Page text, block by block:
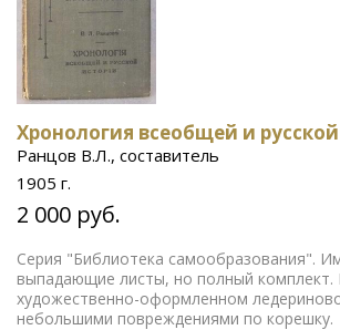
Хронология всеобщей и
Ранцов В.Л., составитель
1905 г.
2 000 руб.
Серия "Библиотека самообразования".
выпадающие листы, но полный комплект.
художественно-оформленном
небольшими повреждениями по корешку.